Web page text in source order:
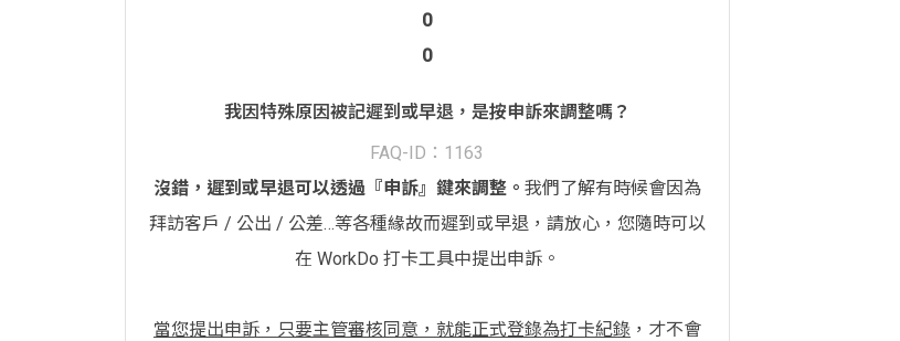
0
0
我因特殊原因被記遲到或早退，是按申訴來調整嗎？
FAQ-ID：1163
沒錯，遲到或早退可以透過『申訴』鍵來調整。 我們了解有時候會因為
拜訪客戶 / 公出 / 公差…等各種緣故而遲到或早退，請放心，您隨時可以
在 WorkDo 打卡工具中提出申訴。
當您提出申訴，只要主管審核同意，就能正式登錄為打卡紀錄，才不會